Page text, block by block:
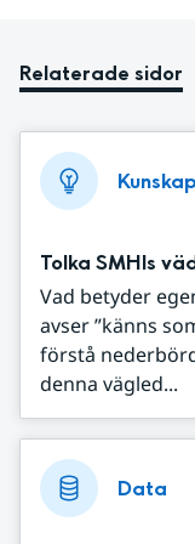
Relaterade sidor
Tolka SMHIs
Vad betyder
avser ”känns
förstå
denna vägled...
Data